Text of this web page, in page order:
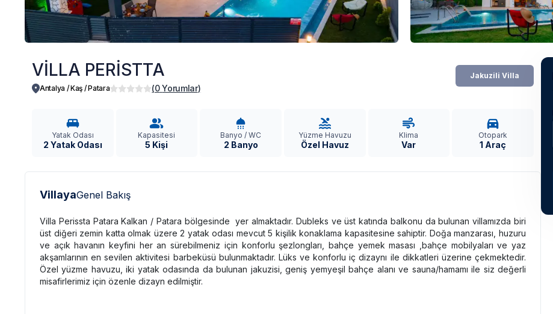
VİLLA PERİSTTA
Antalya / Kaş /Patara (0 Yorumlar)
Jakuzili Villa
Yatak Odası
2 Yatak Odası
Kapasitesi
5 Kişi
Banyo / WC
2 Banyo
Yüzme Havuzu
Özel Havuz
Klima
Var
Otopark
1 Araç
VillayaGenel Bakış
Villa Perissta Patara Kalkan / Patara bölgesinde yer almaktadır. Dubleks ve üst katında balkonu da bulunan villamızda biri
üst diğeri zemin katta olmak üzere 2 yatak odası mevcut 5 kişilik konaklama kapasitesine sahiptir. Doğa manzarası, huzuru
ve açık havanın keyfini her an sürebilmeniz için konforlu şezlongları, bahçe yemek masası ,bahçe mobilyaları ve yaz
akşamlarının en sevilen aktivitesi barbeküsü bulunmaktadır. Lüks ve konforlu iç dizaynı ile dikkatleri üzerine çekmektedir.
Özel yüzme havuzu, iki yatak odasında da bulunan jakuzisi, geniş yemyeşil bahçe alanı ve sauna/hamamı ile siz değerli
misafirlerimiz için özenle dizayn edilmiştir.